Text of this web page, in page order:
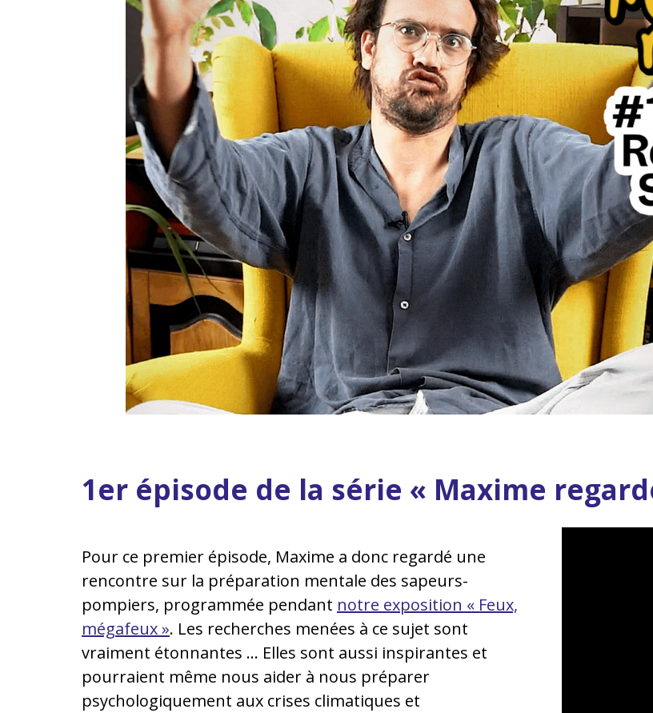
1er épisode de la série « Maxime
Pour ce premier épisode, Maxime a donc regardé une
rencontre sur la préparation mentale des sapeurs-
pompiers, programmée pendant notre exposition « Feux,
mégafeux ». Les recherches menées à ce sujet sont
vraiment étonnantes … Elles sont aussi inspirantes et
pourraient même nous aider à nous préparer
psychologiquement aux crises climatiques et